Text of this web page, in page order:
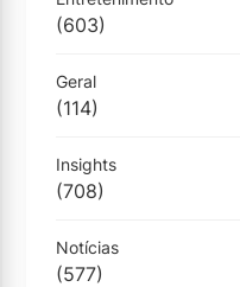
(603)
Geral
(114)
Insights
(708)
Notícias
(577)